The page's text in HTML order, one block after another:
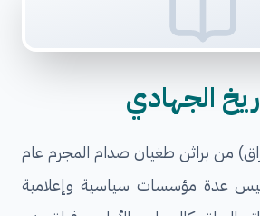
الجهادي
من براثن طغيان صدام المجرم عام
عدة مؤسسات سياسية وإعلامية